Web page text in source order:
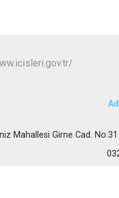
Mahallesi Girne Cad.